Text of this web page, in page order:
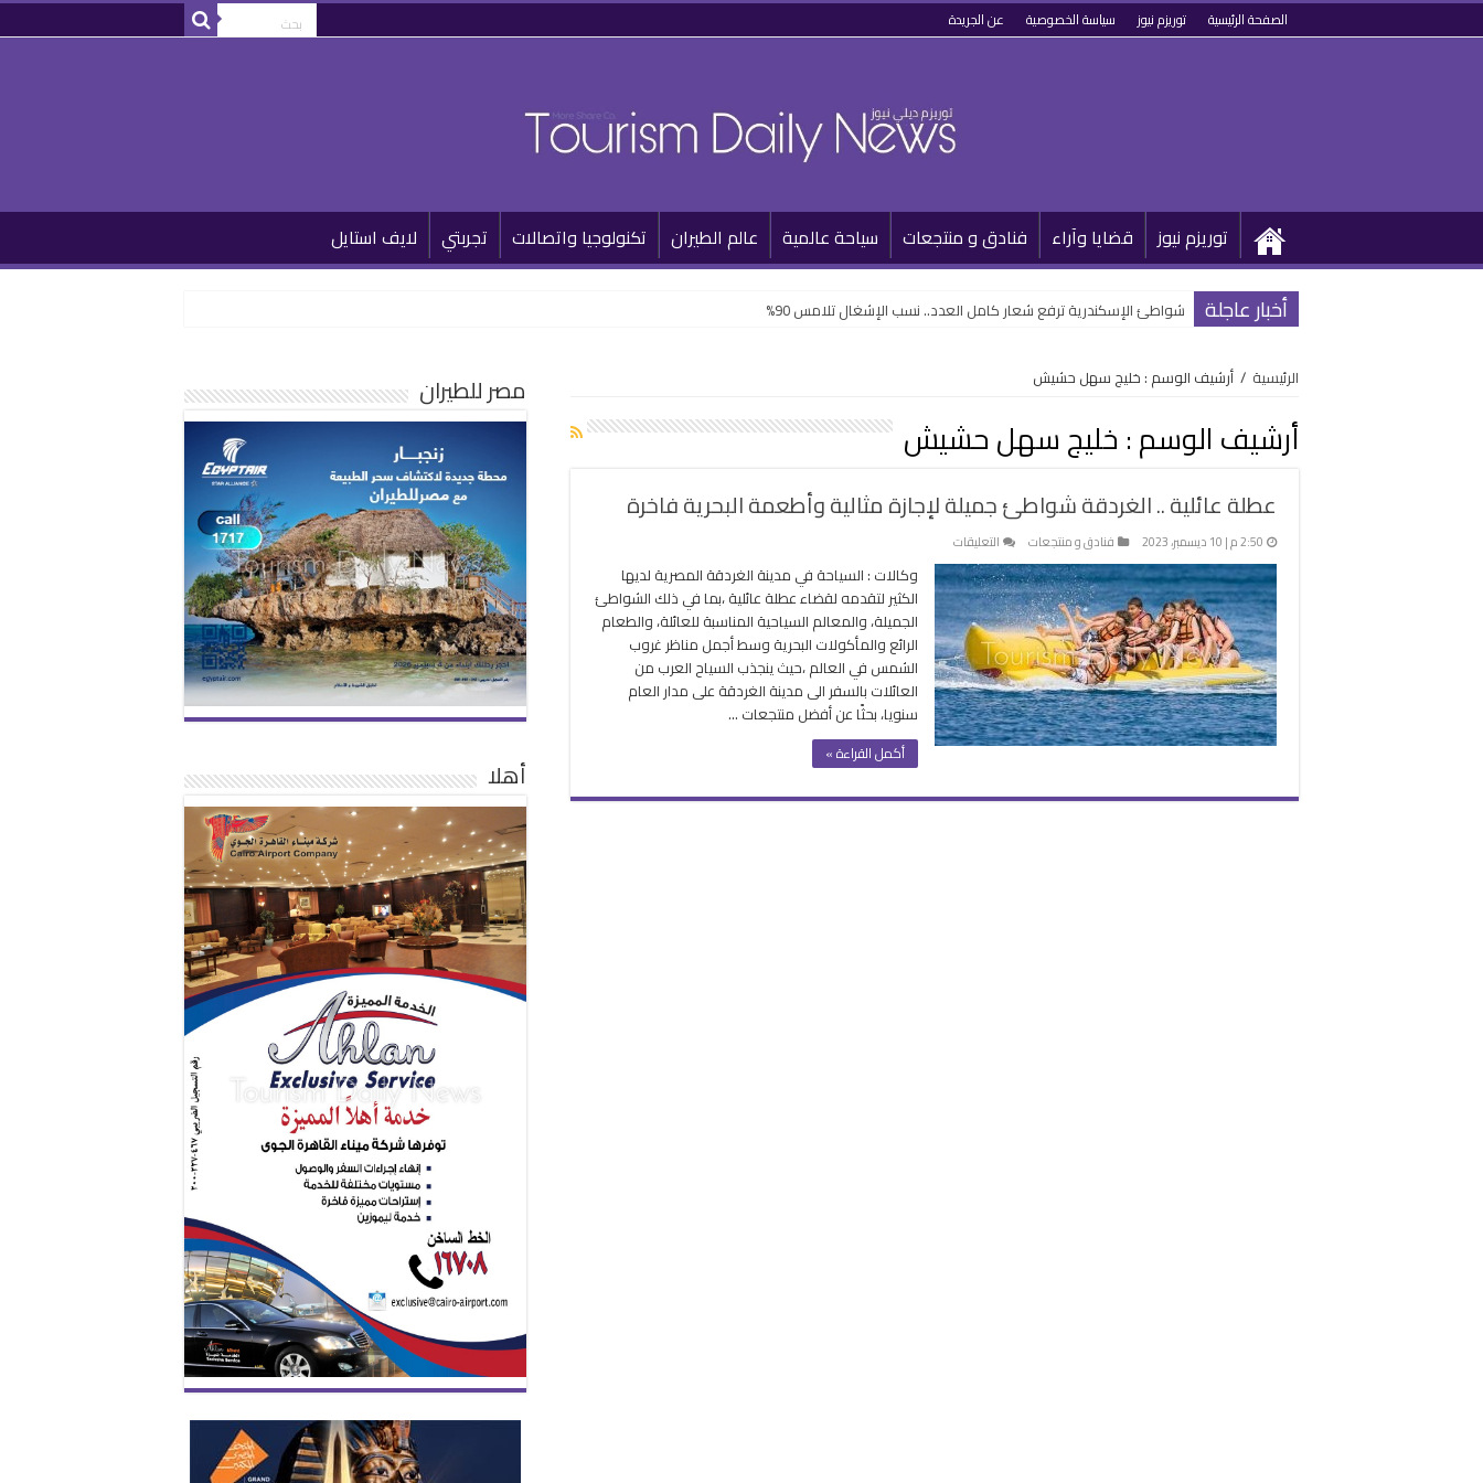
الصفحة الرئيسية توريزم نيوز سياسة الخصوصية عن الجريدة
توريزم نيوز قضايا وآراء فنادق و منتجعات سياحة عالمية عالم الطيران تكنولوجيا واتصالات تجربتي لايف استايل
أخبار عاجلة شواطئ الإسكندرية ترفع شعار كامل العدد.. نسب الإشغال تلامس 90%
الرئيسية / أرشيف الوسم : خليج سهل حشيش
أرشيف الوسم : خليج سهل حشيش
عطلة عائلية .. الغردقة شواطئ جميلة لإجازة مثالية وأطعمة البحرية فاخرة
2:50 م | 10 ديسمبر، 2023 فنادق و منتجعات التعليقات
عطلة
عائلية
الغردقة
شواطئ
جميلة
لإجازة
مثالية
وأطعمة
مغلقة
وكالات : السياحة في مدينة الغردقة المصرية لديها
الكثير لتقدمه لقضاء عطلة عائلية ،بما في ذلك الشواطئ
الجميلة، والمعالم السياحية المناسبة للعائلة، والطعام
الرائع والمأكولات البحرية وسط أجمل مناظر غروب
الشمس في العالم ،حيث ينجذب السياح العرب من
العائلات بالسفر الى مدينة الغردقة على مدار العام
سنويا، بحثًا عن أفضل منتجعات …
أكمل القراءة »
مصر للطيران
أهلا